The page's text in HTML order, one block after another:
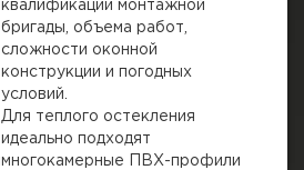
квалификации монтажной
бригады, объема работ,
сложности оконной
конструкции и погодных
условий.
Для теплого остекления
идеально подходят
многокамерные ПВХ-профили